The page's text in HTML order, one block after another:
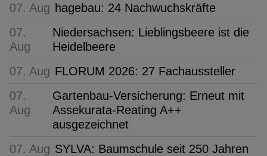
07. Aug hagebau: 24 Nachwuchskräfte
07.
Aug
Niedersachsen: Lieblingsbeere ist die
Heidelbeere
07. Aug FLORUM 2026: 27 Fachaussteller
07.
Aug
Gartenbau-Versicherung: Erneut mit
Assekurata-Reating A++
ausgezeichnet
07. Aug SYLVA: Baumschule seit 250 Jahren